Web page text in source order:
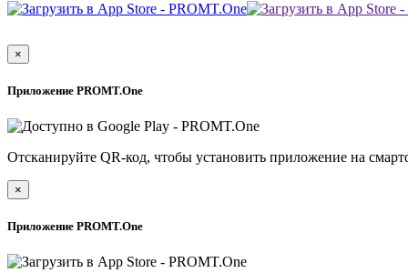
×
Приложение PROMT.One
Отсканируйте QR-код, чтобы установить приложение на
×
Приложение PROMT.One